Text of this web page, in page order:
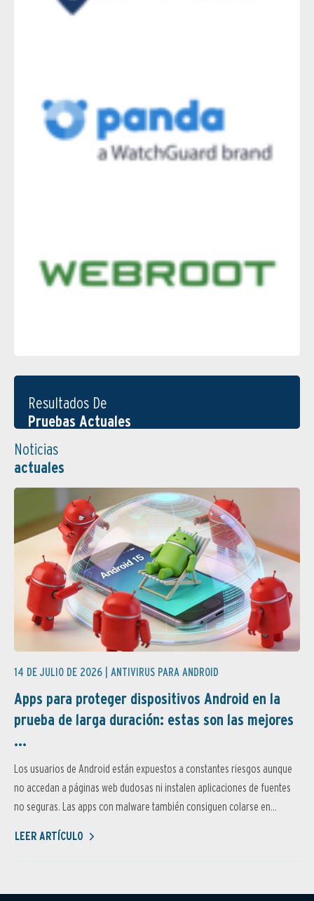
Resultados De
Pruebas Actuales
Noticias
actuales
14 DE JULIO DE 2026 | ANTIVIRUS PARA ANDROID
Apps para proteger dispositivos Android en la
prueba de larga duración: estas son las mejores
...
Los usuarios de Android están expuestos a constantes riesgos aunque
no accedan a páginas web dudosas ni instalen aplicaciones de fuentes
no seguras. Las apps con malware también consiguen colarse en...
LEER ARTÍCULO